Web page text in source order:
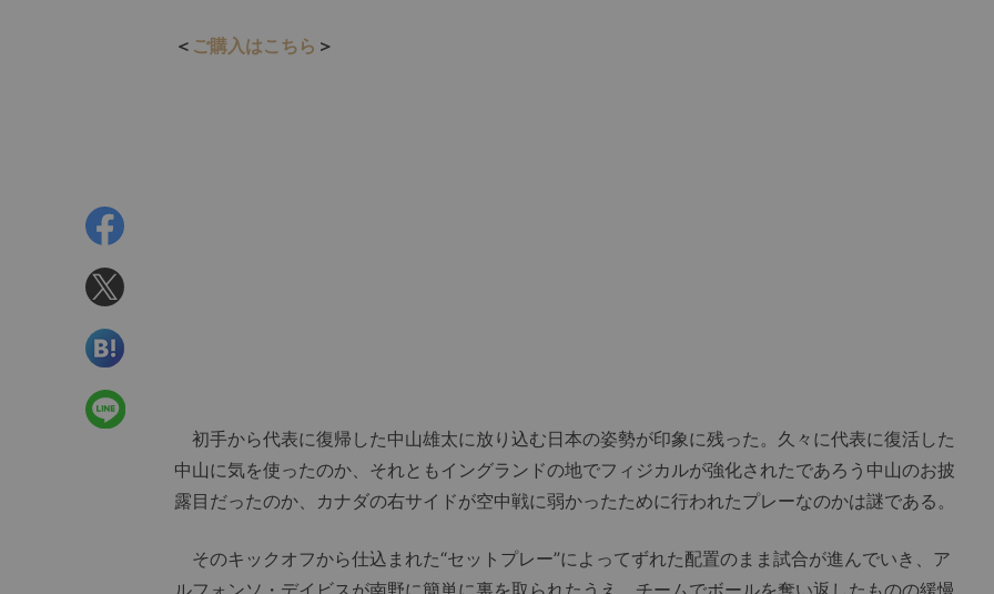
＜ ご購入はこちら ＞
初手から代表に復帰した中山雄太に放り込む日本の姿勢が印象に残った。久々に代表に復活した
中山に気を使ったのか、それともイングランドの地でフィジカルが強化されたであろう中山のお披
露目だったのか、カナダの右サイドが空中戦に弱かったために行われたプレーなのかは謎である。
そのキックオフから仕込まれた“セットプレー”によってずれた配置のまま試合が進んでいき、ア
ルフォンソ・デイビスが南野に簡単に裏を取られたうえ、チームでボールを奪い返したものの緩慢